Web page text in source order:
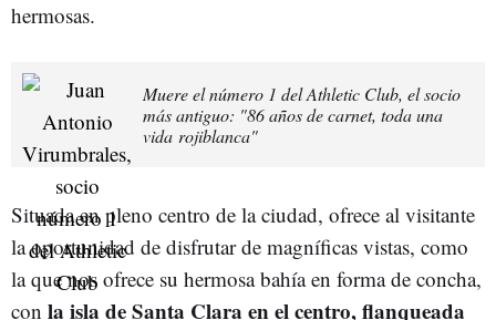
hermosas.
Muere el número 1 del Athletic Club, el socio
más antiguo: "86 años de carnet, toda una
vida rojiblanca"
Situada en pleno centro de la ciudad, ofrece al visitante
la oportunidad de disfrutar de magníficas vistas, como
la que nos ofrece su hermosa bahía en forma de concha,
con la isla de Santa Clara en el centro, flanqueada